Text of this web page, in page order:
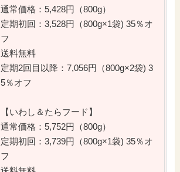
通常価格：5,428円（800g）
定期初回：3,528円（800g×1袋) 35％オ
フ
送料無料
定期2回目以降：7,056円（800g×2袋) 3
5％オフ
【いわし＆たらフード】
通常価格：5,752円（800g）
定期初回：3,739円（800g×1袋) 35％オ
フ